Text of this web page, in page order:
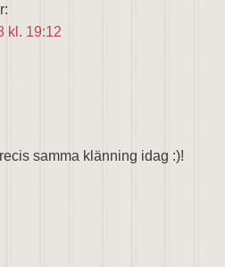
kl. 19:12
samma klänning idag :)!